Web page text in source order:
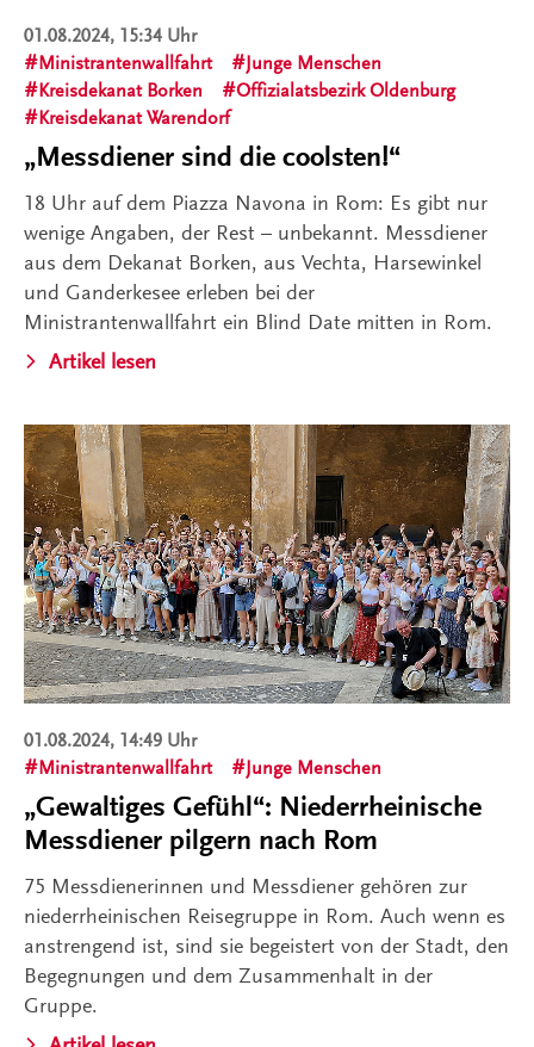
01.08.2024, 15:34 Uhr
Ministrantenwallfahrt
Junge Menschen
Kreisdekanat Borken
Offizialatsbezirk Oldenburg
Kreisdekanat Warendorf
„Messdiener sind die coolsten!“
18 Uhr auf dem Piazza Navona in Rom: Es gibt nur
wenige Angaben, der Rest – unbekannt. Messdiener
aus dem Dekanat Borken, aus Vechta, Harsewinkel
und Ganderkesee erleben bei der
Ministrantenwallfahrt ein Blind Date mitten in Rom.
Artikel lesen
01.08.2024, 14:49 Uhr
Ministrantenwallfahrt
Junge Menschen
„Gewaltiges Gefühl“: Niederrheinische
Messdiener pilgern nach Rom
75 Messdienerinnen und Messdiener gehören zur
niederrheinischen Reisegruppe in Rom. Auch wenn es
anstrengend ist, sind sie begeistert von der Stadt, den
Begegnungen und dem Zusammenhalt in der
Gruppe.